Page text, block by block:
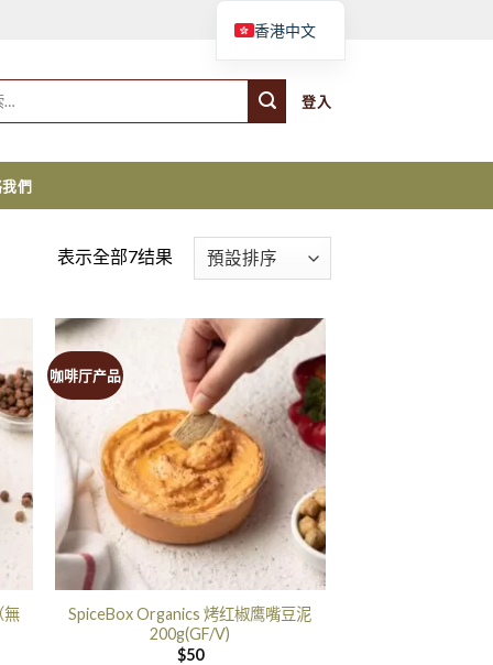
購物車
登入
們
表示全部7结果
無
咖啡厅产品
SpiceBox Organics 烤红椒鹰嘴豆泥
200g(GF/V)
$50
香港中文